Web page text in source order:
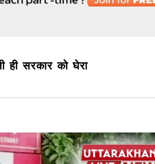
ही सरकार को घेरा